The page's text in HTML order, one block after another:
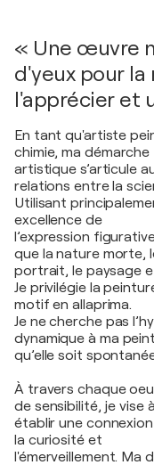
« Une œuvre
d'yeux pour
l'apprécier et
En tant qu'artiste
chimie, ma démarche
artistique s’articule
relations entre la
Utilisant
excellence de
l’expression
que la nature morte,
portrait, le paysage
Je privilégie la
motif en allaprima.
Je ne cherche pas
dynamique à ma
qu’elle soit
À travers chaque
de sensibilité, je vise à
établir une
la curiosité et
l'émerveillement. Ma